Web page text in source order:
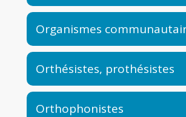
Organismes
Orthésistes, prothésistes
Orthophonistes